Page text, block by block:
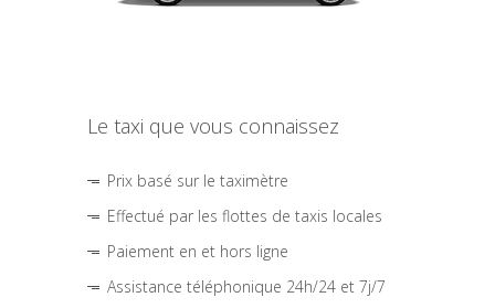
Le taxi que vous connaissez
Prix basé sur le taximètre
Effectué par les flottes de taxis locales
Paiement en et hors ligne
Assistance téléphonique 24h/24 et 7j/7